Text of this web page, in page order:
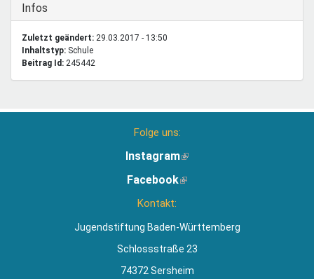
Ausblenden
Infos
Zuletzt geändert: 29.03.2017 - 13:50
Inhaltstyp:
schule
Beitrag Id: 245442
Folge uns:
Instagram(Link
extern)
Facebook(Link
Kontakt:
Jugendstiftung Baden-Württemberg
Schlossstraße 23
74372 Sersheim